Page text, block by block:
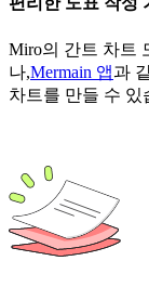
Miro의 간트 차트
나,Mermain 앱과
차트를 만들 수 있